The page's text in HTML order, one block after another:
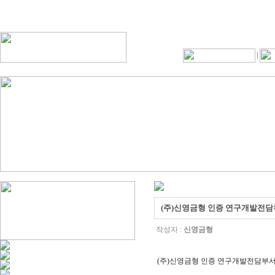
(주)신영금형 인증 연구개발전담
작성자 : 신영금형
(주)신영금형 인증 연구개발전담부